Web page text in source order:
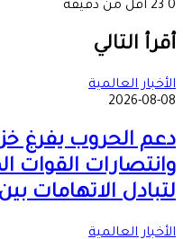
0
أقل من دقيقة
عبر
البريد
أقرأ التالي
الأخبار العالمية
2026-08-08
دعم الحروب يفرغ
وانتصارات القوات
لتبادل الاتهامات
الأخبار العالمية